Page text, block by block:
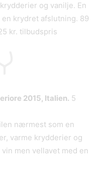
og vanilje. En
krydret afslutning. 89
kr. tilbudspris
2015, Italien. 5
nærmest som en
varme krydderier og
men vellavet med en